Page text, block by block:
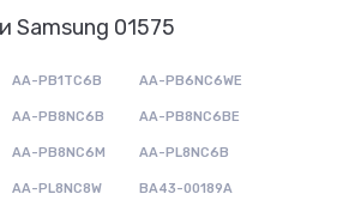
Samsung 01575
AA-PB1TC6B AA-PB6NC6WE
AA-PB8NC6B AA-PB8NC6BE
AA-PB8NC6M AA-PL8NC6B
AA-PL8NC8W BA43-00189A